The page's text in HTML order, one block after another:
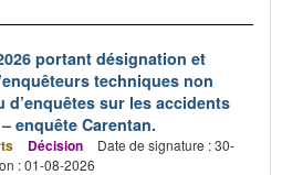
portant désignation et
techniques non
d’enquêtes sur les accidents
enquête Carentan.
Décision
Date de signature : 30-
: 01-08-2026